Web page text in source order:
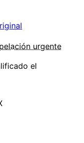
urgente
el